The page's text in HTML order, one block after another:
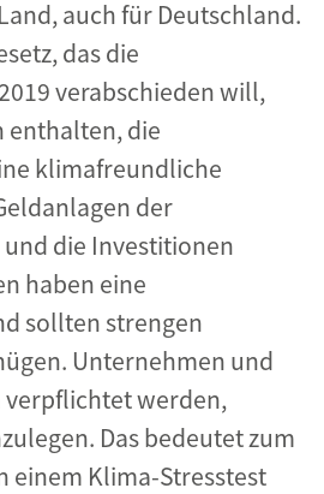
auch für Deutschland.
das die
verabschieden will,
enthalten, die
klimafreundliche
der
die Investitionen
haben eine
sollten strengen
Unternehmen und
werden,
Das bedeutet zum
einem Klima-Stresstest